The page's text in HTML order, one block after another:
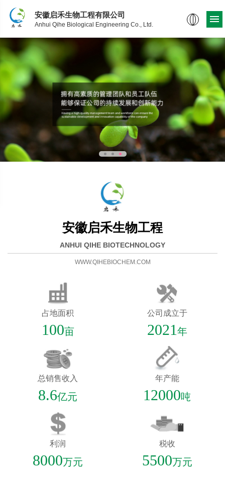
安徽启禾生物工程有限公司
Anhui Qihe Biological Engineering Co., Ltd.
安徽启禾生物工程
ANHUI QIHE BIOTECHNOLOGY
WWW.QIHEBIOCHEM.COM
公司成立于
2021 年
占地面积
100亩
年产能
12000吨
总销售收入
8.6亿元
税收
5500万元
利润
8000万元